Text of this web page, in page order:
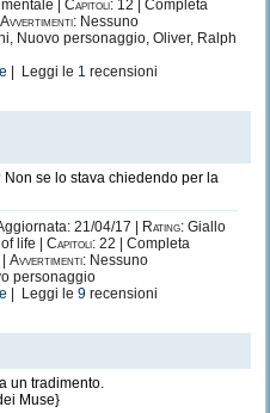
| Capitoli: 12 | Completa
Avvertimenti: Nessuno
Nuovo personaggio, Oliver, Ralph
| Leggi le 1 recensioni
se lo stava chiedendo per la
21/04/17 | Rating: Giallo
life | Capitoli: 22 | Completa
Avvertimenti: Nessuno
personaggio
| Leggi le 9 recensioni
un tradimento.
Muse}